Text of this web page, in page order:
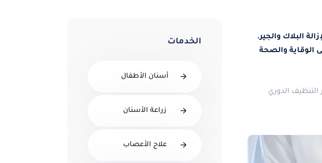
البلاك والجير.
الوقاية والصحة
التنظيف الدوري
الخدمات
أسنان الأطفال
زراعة الأسنان
علاج الأعصاب